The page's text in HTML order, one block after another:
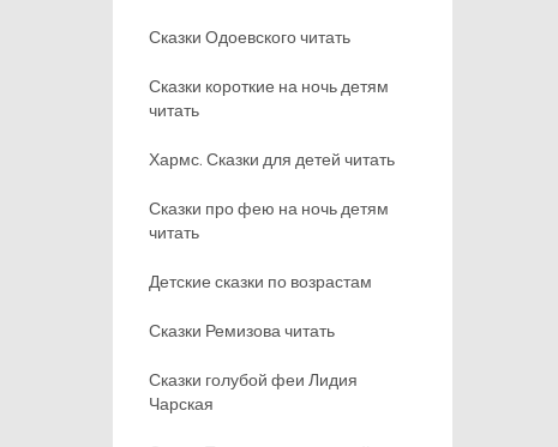
Сказки Одоевского читать
Сказки короткие на ночь детям
читать
Хармс. Сказки для детей читать
Сказки про фею на ночь детям
читать
Детские сказки по возрастам
Сказки Ремизова читать
Сказки голубой феи Лидия
Чарская